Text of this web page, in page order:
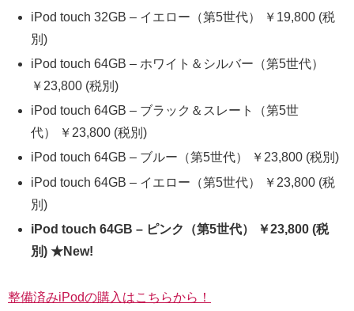
iPod touch 32GB – イエロー（第5世代） ￥19,800 (税
別)
iPod touch 64GB – ホワイト＆シルバー（第5世代）
￥23,800 (税別)
iPod touch 64GB – ブラック＆スレート（第5世
代） ￥23,800 (税別)
iPod touch 64GB – ブルー（第5世代） ￥23,800 (税別)
iPod touch 64GB – イエロー（第5世代） ￥23,800 (税
別)
iPod touch 64GB – ピンク（第5世代） ￥23,800 (税
別) ★New!
整備済みiPodの購入はこちらから！